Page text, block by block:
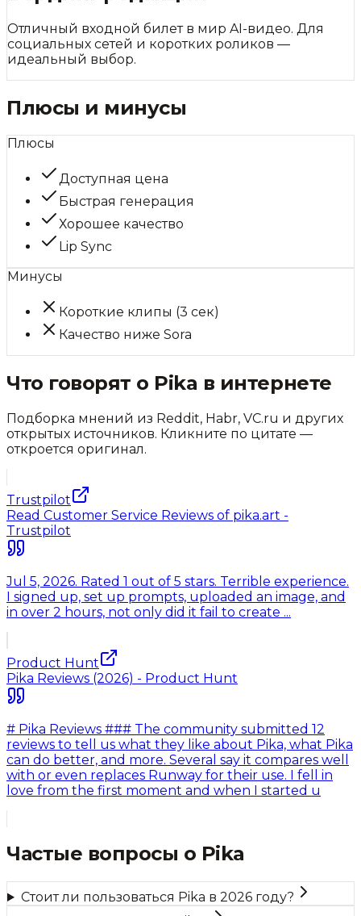
Отличный входной билет в мир AI-видео. Для
социальных сетей и коротких роликов —
идеальный выбор.
Плюсы и минусы
Плюсы
Доступная цена
Быстрая генерация
Хорошее качество
Lip Sync
Минусы
Короткие клипы (3 сек)
Качество ниже Sora
Что говорят о Pika в интернете
Подборка мнений из Reddit, Habr, VC.ru и других
открытых источников. Кликните по цитате —
откроется оригинал.
Trustpilot
Read Customer Service Reviews of pika.art -
Trustpilot
Jul 5, 2026. Rated 1 out of 5 stars. Terrible experience.
I signed up, set up prompts, uploaded an image, and
in over 2 hours, not only did it fail to create ...
Product Hunt
Pika Reviews (2026) - Product Hunt
# Pika Reviews ### The community submitted 12
reviews to tell us what they like about Pika, what Pika
can do better, and more. Several say it compares well
with or even replaces Runway for their use. I fell in
love from the first moment and when I started u
Частые вопросы о Pika
Стоит ли пользоваться Pika в 2026 году?